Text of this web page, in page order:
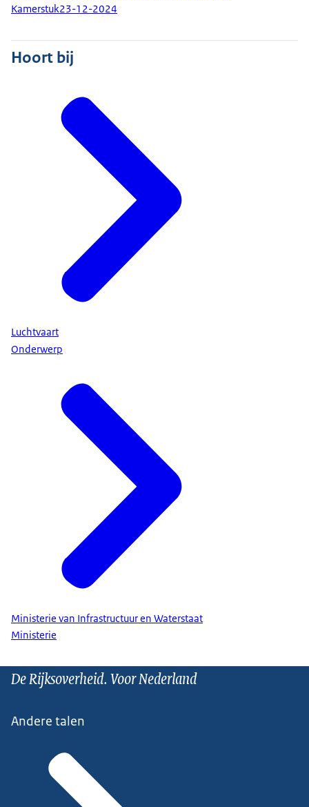
Kamerstuk23-12-2024
Hoort bij
Luchtvaart
Onderwerp
Ministerie van Infrastructuur en Waterstaat
Ministerie
De Rijksoverheid. Voor Nederland
Andere talen